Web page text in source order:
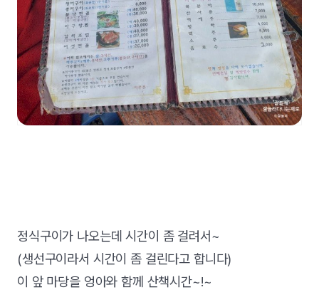
정식구이가 나오는데 시간이 좀 걸려서~
(생선구이라서 시간이 좀 걸린다고 합니다)
이 앞 마당을 엉아와 함께 산책시간~!~